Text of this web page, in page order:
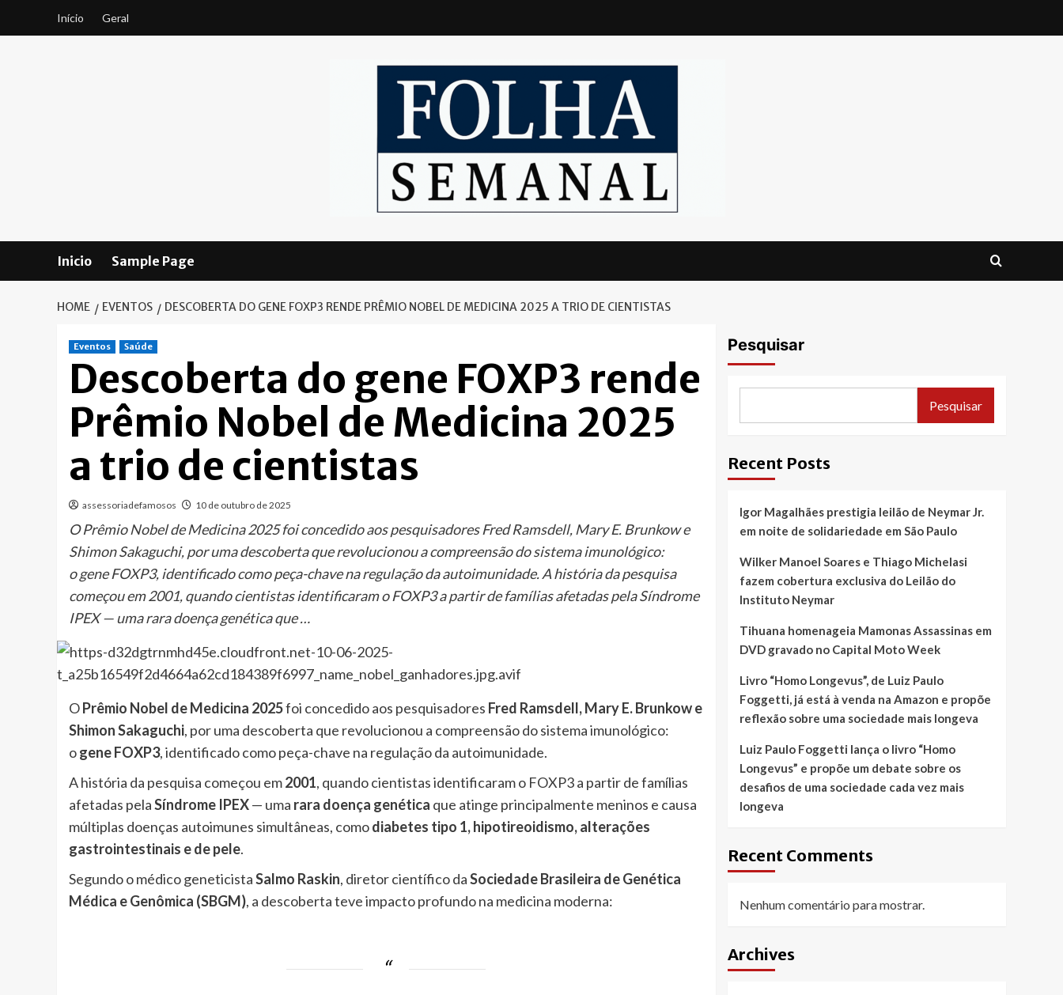
Início Geral
Inicio Sample Page
HOME EVENTOS DESCOBERTA DO GENE FOXP3 RENDE PRÊMIO NOBEL DE MEDICINA 2025 A TRIO DE CIENTISTAS
Eventos Saúde
Descoberta do gene FOXP3 rende
Prêmio Nobel de Medicina 2025
a trio de cientistas
assessoriadefamosos 10 de outubro de 2025
O Prêmio Nobel de Medicina 2025 foi concedido aos pesquisadores Fred Ramsdell, Mary E. Brunkow e
Shimon Sakaguchi, por uma descoberta que revolucionou a compreensão do sistema imunológico:
o gene FOXP3, identificado como peça-chave na regulação da autoimunidade. A história da pesquisa
começou em 2001, quando cientistas identificaram o FOXP3 a partir de famílias afetadas pela Síndrome
IPEX — uma rara doença genética que …
OPrêmio Nobel de Medicina 2025foi concedido aos pesquisadores Fred Ramsdell, Mary E. Brunkow e
Shimon Sakaguchi, por uma descoberta que revolucionou a compreensão do sistema imunológico:
ogene FOXP3, identificado como peça-chave na regulação da autoimunidade.
A história da pesquisa começou em2001, quando cientistas identificaram o FOXP3 a partir de famílias
afetadas pelaSíndrome IPEX— uma rara doença genética que atinge principalmente meninos e causa
múltiplas doenças autoimunes simultâneas, comodiabetes tipo 1, hipotireoidismo, alterações
gastrointestinais e de pele.
Segundo o médico geneticistaSalmo Raskin, diretor científico daSociedade Brasileira de Genética
Médica e Genômica (SBGM), a descoberta teve impacto profundo na medicina moderna:
Pesquisar
Pesquisar
Recent Posts
Igor Magalhães prestigia leilão de Neymar Jr.
em noite de solidariedade em São Paulo
Wilker Manoel Soares e Thiago Michelasi
fazem cobertura exclusiva do Leilão do
Instituto Neymar
Tihuana homenageia Mamonas Assassinas em
DVD gravado no Capital Moto Week
Livro “Homo Longevus”, de Luiz Paulo
Foggetti, já está à venda na Amazon e propõe
reflexão sobre uma sociedade mais longeva
Luiz Paulo Foggetti lança o livro “Homo
Longevus” e propõe um debate sobre os
desafios de uma sociedade cada vez mais
longeva
Recent Comments
Nenhum comentário para mostrar.
Archives